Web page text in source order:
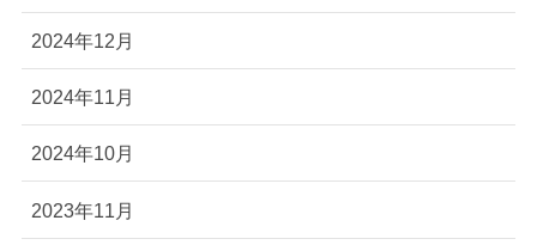
2024年12月
2024年11月
2024年10月
2023年11月